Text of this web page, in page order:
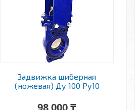
Задвижка шиберная
(ножевая) Ду 100 Ру10
98 000 ₸